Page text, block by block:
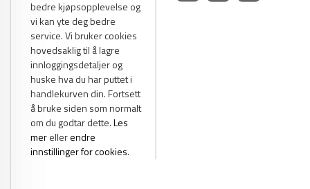
bedre kjøpsopplevelse og
vi kan yte deg bedre
service. Vi bruker cookies
hovedsaklig til å lagre
innloggingsdetaljer og
huske hva du har puttet i
handlekurven din. Fortsett
å bruke siden som normalt
om du godtar dette.Les
merellerendre
innstillinger for cookies.